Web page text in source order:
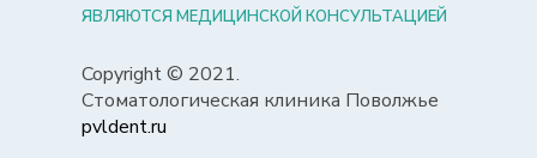
ЯВЛЯЮТСЯ МЕДИЦИНСКОЙ КОНСУЛЬТАЦИЕЙ
Copyright © 2021.
Стоматологическая клиника Поволжье
pvldent.ru